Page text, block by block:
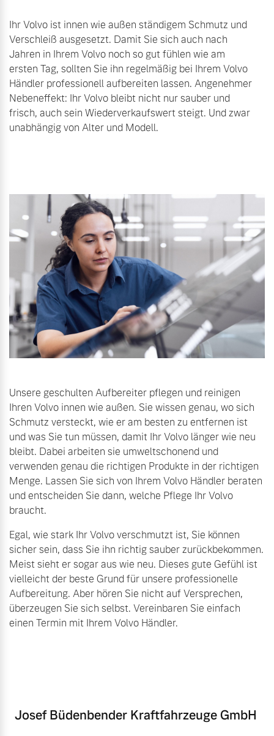
Ihr Volvo ist innen wie außen ständigem Schmutz und
Verschleiß ausgesetzt. Damit Sie sich auch nach
Jahren in Ihrem Volvo noch so gut fühlen wie am
ersten Tag, sollten Sie ihn regelmäßig bei Ihrem Volvo
Händler professionell aufbereiten lassen. Angenehmer
Nebeneffekt: Ihr Volvo bleibt nicht nur sauber und
frisch, auch sein Wiederverkaufswert steigt. Und zwar
unabhängig von Alter und Modell.
Unsere geschulten Aufbereiter pflegen und reinigen
Ihren Volvo innen wie außen. Sie wissen genau, wo sich
Schmutz versteckt, wie er am besten zu entfernen ist
und was Sie tun müssen, damit Ihr Volvo länger wie neu
bleibt. Dabei arbeiten sie umweltschonend und
verwenden genau die richtigen Produkte in der richtigen
Menge. Lassen Sie sich von Ihrem Volvo Händler beraten
und entscheiden Sie dann, welche Pflege Ihr Volvo
braucht.
Egal, wie stark Ihr Volvo verschmutzt ist, Sie können
sicher sein, dass Sie ihn richtig sauber zurückbekommen.
Meist sieht er sogar aus wie neu. Dieses gute Gefühl ist
vielleicht der beste Grund für unsere professionelle
Aufbereitung. Aber hören Sie nicht auf Versprechen,
überzeugen Sie sich selbst. Vereinbaren Sie einfach
einen Termin mit Ihrem Volvo Händler.
Josef Büdenbender Kraftfahrzeuge GmbH